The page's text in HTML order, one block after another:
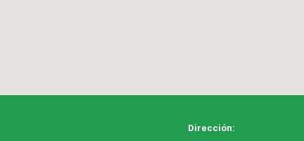
Dirección: